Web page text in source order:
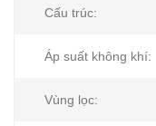
Cấu trúc:
Áp suất không khí:
Vùng lọc: